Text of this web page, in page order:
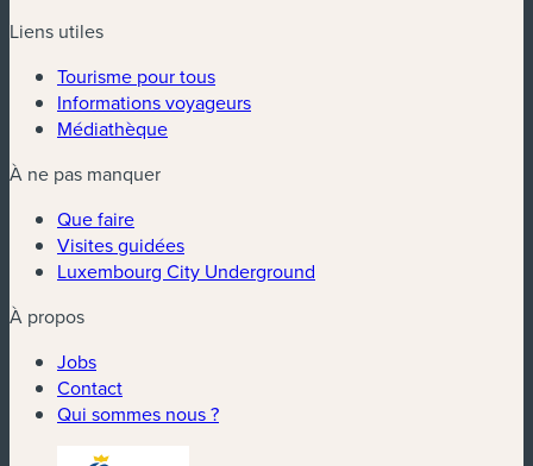
Liens utiles
Tourisme pour tous
Informations voyageurs
Médiathèque
À ne pas manquer
Que faire
Visites guidées
Luxembourg City Underground
À propos
Jobs
Contact
Qui sommes nous ?